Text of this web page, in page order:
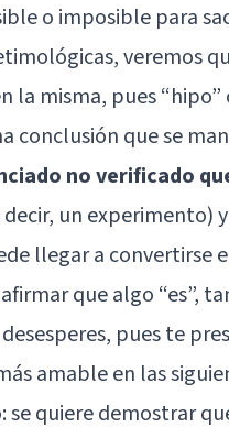
o imposible para
veremos
la misma, pues
conclusión que se
no verificado
decir, un experimento)
llegar a convertirse
que algo “es”,
desesperes, pues te
amable en las
se quiere demostrar